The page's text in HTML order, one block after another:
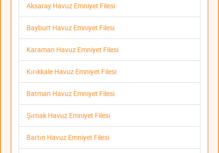
Aksaray Havuz Emniyet Filesi
Bayburt Havuz Emniyet Filesi
Karaman Havuz Emniyet Filesi
Kırıkkale Havuz Emniyet Filesi
Batman Havuz Emniyet Filesi
Şırnak Havuz Emniyet Filesi
Bartın Havuz Emniyet Filesi